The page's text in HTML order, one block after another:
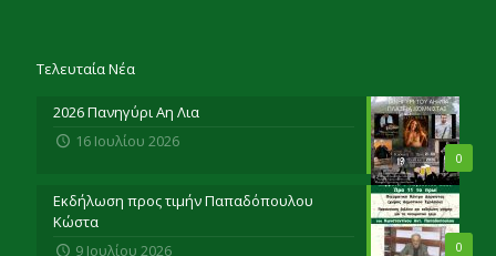
Τελευταία Νέα
0
2026 Πανηγύρι Αη Λια
16 Ιουλίου 2026
0
Εκδήλωση προς τιμήν Παπαδόπουλου
Κώστα
9 Ιουλίου 2026